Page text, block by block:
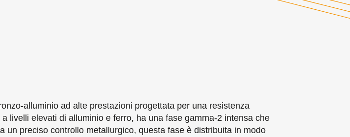
alluminio ad alte prestazioni progettata per una resistenza
a livelli elevati di alluminio e ferro, ha una fase gamma-2 intensa che
un preciso controllo metallurgico, questa fase è distribuita in modo